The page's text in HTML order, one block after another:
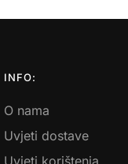
INFO:
O nama
Uvjeti dostave
Uvjeti korištenja